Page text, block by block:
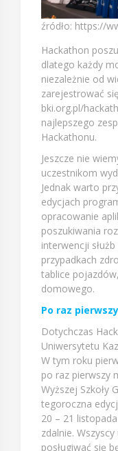
źródło: https://
Hackathon
dlatego każdy
niezależnie od
zarejestrować
bki.org.pl/
najlepszego
Hackathonu.
Jeszcze nie
uczestnikom
Jednak warto
edycjach
opracowanie
poszukiwania
interwencji
przypadkach
tablice
domowego.
Po raz
Dotychczas
Uniwersytetu
W tym roku
po raz pierwszy
Wyższej Szkoły
tegoroczna
20 – 21
zdalnie.
posługiwać się